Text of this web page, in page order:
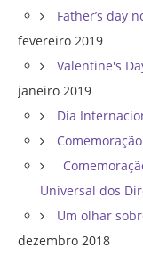
Father’s day
fevereiro 2019
Valentine's
janeiro 2019
Dia
Universal dos
Um olhar
dezembro 2018